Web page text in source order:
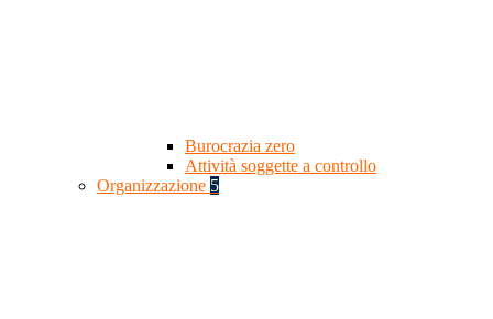
Burocrazia zero
Attività soggette a controllo
Organizzazione 5